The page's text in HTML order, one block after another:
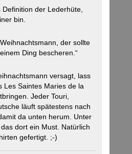
der Lederhüte,
bin.
der sollte
Ding bescheren.“
versagt, lass
Les Saintes Maries de la
Jeder Touri,
läuft spätestens nach
da unten herum. Unter
dort ein Must. Natürlich
gefertigt. ;-)